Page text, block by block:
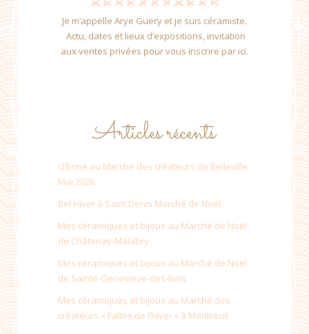
Je m’appelle Arye Guery et je suis céramiste.
Actu, dates et lieux d’expositions, invitation
aux ventes privées pour vous inscrire par ici.
Articles récents
O’Erine au Marché des créateurs de Belleville
Mai 2026
Bel Hiver à Saint Denis Marché de Noël
Mes céramiques et bijoux au Marché de Noël
de Châtenay-Malabry
Mes céramiques et bijoux au Marché de Noël
de Sainte-Genevieve-des-Bois
Mes céramiques et bijoux au Marché des
créateurs « Faîtes de l’hiver » à Montreuil